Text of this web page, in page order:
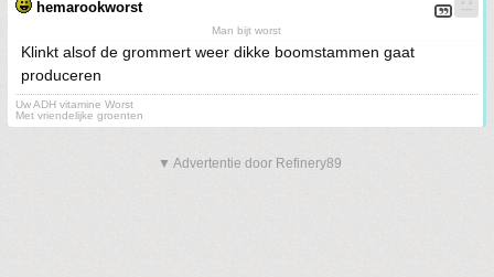
hemarookworst
Man bijt worst
Klinkt alsof de grommert weer dikke boomstammen gaat
produceren
Uw ADH vitamine Worst
Met vriendelijke groenten
▼ Advertentie door Refinery89